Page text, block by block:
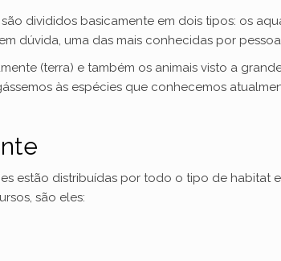
divididos basicamente em dois tipos: os
dúvida, uma das mais conhecidas por
(terra) e também os animais visto a
às espécies que conhecemos
estão distribuídas por todo o tipo de habitat
são eles: